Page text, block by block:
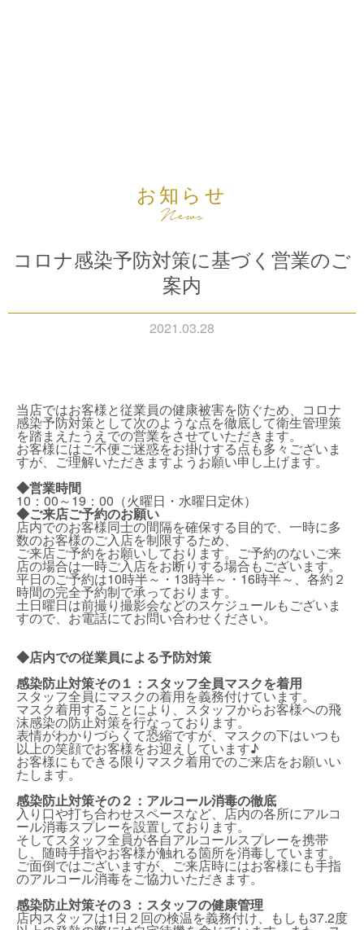
お知らせ
コロナ感染予防対策に基づく営業のご
案内
2021.03.28
当店ではお客様と従業員の健康被害を防ぐため、コロナ
感染予防対策として次のような点を徹底して衛生管理策
を踏まえたうえでの営業をさせていただきます。
お客様にはご不便ご迷惑をお掛けする点も多々ございま
すが、ご理解いただきますようお願い申し上げます。
◆営業時間
10：00～19：00（火曜日・水曜日定休）
◆ご来店ご予約のお願い
店内でのお客様同士の間隔を確保する目的で、一時に多
数のお客様のご入店を制限するため、
ご来店ご予約をお願いしております。ご予約のないご来
店の場合は一時ご入店をお断りする場合もございます。
平日のご予約は10時半～・13時半～・16時半～、各約２
時間の完全予約制で承っております。
土日曜日は前撮り撮影会などのスケジュールもございま
すので、お電話にてお問い合わせください。
◆店内での従業員による予防対策
感染防止対策その１：スタッフ全員マスクを着用
スタッフ全員にマスクの着用を義務付けています。
マスク着用することにより、スタッフからお客様への飛
沫感染の防止対策を行なっております。
表情がわかりづらくて恐縮ですが、マスクの下はいつも
以上の笑顔でお客様をお迎えしています♪
お客様にもできる限りマスク着用でのご来店をお願いい
たします。
感染防止対策その２：アルコール消毒の徹底
入り口や打ち合わせスペースなど、店内の各所にアルコ
ール消毒スプレーを設置しております。
そしてスタッフ全員が各自アルコールスプレーを携帯
し、随時手指やお客様が触れる箇所を消毒しています。
ご面倒ではございますが、ご来店時にはお客様にも手指
のアルコール消毒をご協力いただきます。
感染防止対策その３：スタッフの健康管理
店内スタッフは1日２回の検温を義務付け、もしも37.2度